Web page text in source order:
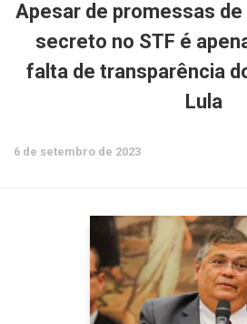
Apesar de promessas
secreto no STF é
falta de transparência
Lula
6 de setembro de 2023